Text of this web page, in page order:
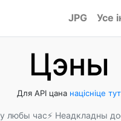
JPG Усе
Цэны
Для API цана націсніце тут
любы час⚡ Неадкладны